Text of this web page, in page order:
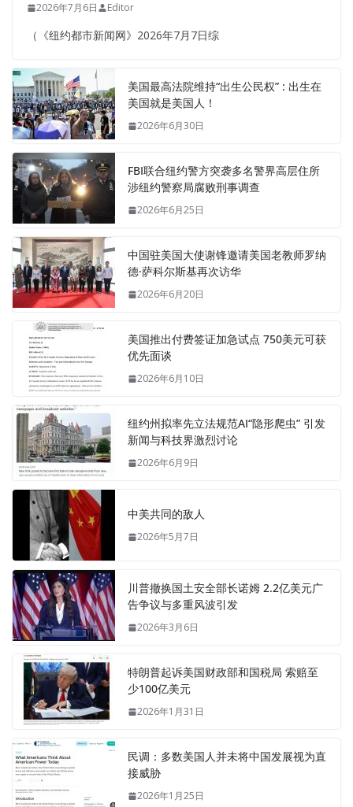
2026年7月6日 Editor
（《纽约都市新闻网》2026年7月7日综
美国最高法院维持“出生公民权” : 出生在
美国就是美国人！
2026年6月30日
FBI联合纽约警方突袭多名警界高层住所
涉纽约警察局腐败刑事调查
2026年6月25日
中国驻美国大使谢锋邀请美国老教师罗纳
德·萨科尔斯基再次访华
2026年6月20日
美国推出付费签证加急试点 750美元可获
优先面谈
2026年6月10日
纽约州拟率先立法规范AI“隐形爬虫” 引发
新闻与科技界激烈讨论
2026年6月9日
中美共同的敌人
2026年5月7日
川普撤换国土安全部长诺姆 2.2亿美元广
告争议与多重风波引发
2026年3月6日
特朗普起诉美国财政部和国税局 索赔至
少100亿美元
2026年1月31日
民调：多数美国人并未将中国发展视为直
接威胁
2026年1月25日